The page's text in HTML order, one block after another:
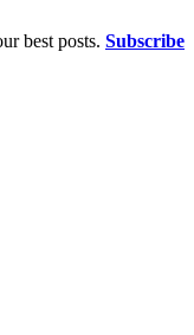
best posts. Subscribe